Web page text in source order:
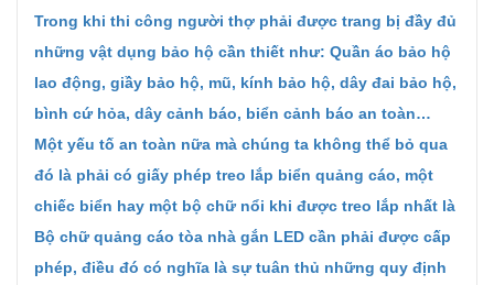
Trong khi thi công người thợ phải được trang bị đầy đủ
những vật dụng bảo hộ cần thiết như: Quần áo bảo hộ
lao động, giầy bảo hộ, mũ, kính bảo hộ, dây đai bảo hộ,
bình cứ hỏa, dây cảnh báo, biển cảnh báo an toàn…
Một yếu tố an toàn nữa mà chúng ta không thể bỏ qua
đó là phải có giấy phép treo lắp biển quảng cáo, một
chiếc biển hay một bộ chữ nổi khi được treo lắp nhất là
Bộ chữ quảng cáo tòa nhà gắn LED cần phải được cấp
phép, điều đó có nghĩa là sự tuân thủ những quy định